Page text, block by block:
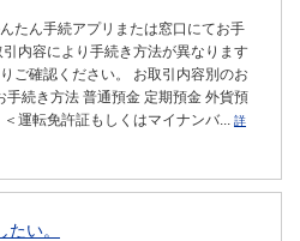
たん手続アプリまたは窓口にてお手
内容により手続き方法が異なります
ご確認ください。 お取引内容別のお
手続き方法 普通預金 定期預金 外貨預
運転免許証もしくはマイナンバ... 詳
い。